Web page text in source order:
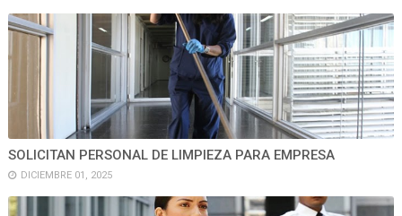
SOLICITAN PERSONAL DE LIMPIEZA PARA EMPRESA
DICIEMBRE 01, 2025